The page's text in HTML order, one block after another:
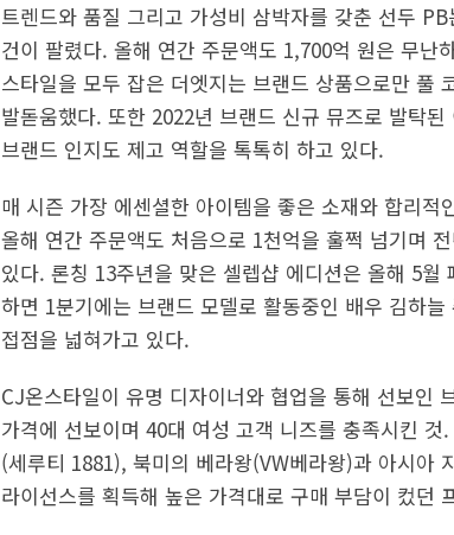
트렌드와 품질 그리고 가성비 삼박자를 갖춘 선두
건이 팔렸다. 올해 연간 주문액도 1,700억 원은 무난
스타일을 모두 잡은 더엣지는 브랜드 상품으로만 풀
발돋움했다. 또한 2022년 브랜드 신규 뮤즈로 발탁
브랜드 인지도 제고 역할을 톡톡히 하고 있다.
매 시즌 가장 에센셜한 아이템을 좋은 소재와 합리
올해 연간 주문액도 처음으로 1천억을 훌쩍 넘기며
있다. 론칭 13주년을 맞은 셀렙샵 에디션은 올해 5
하면 1분기에는 브랜드 모델로 활동중인 배우 김하
접점을 넓혀가고 있다.
CJ온스타일이 유명 디자이너와 협업을 통해 선보인
가격에 선보이며 40대 여성 고객 니즈를 충족시킨
(세루티 1881), 북미의 베라왕(VW베라왕)과 아시아
라이선스를 획득해 높은 가격대로 구매 부담이 컸던